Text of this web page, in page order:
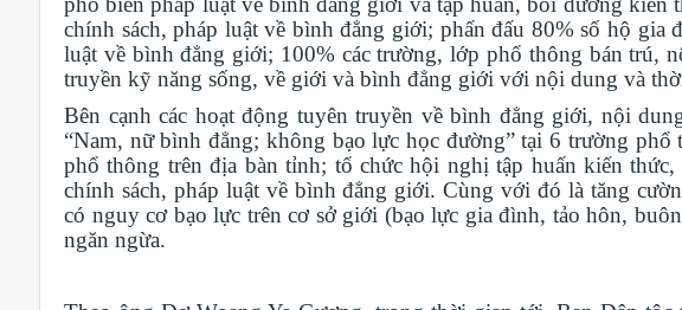
chính sách, pháp luật về bình đẳng giới; phấn đấu 80% số hộ
luật về bình đẳng giới; 100% các trường, lớp phổ thông bán trú,
truyền kỹ năng sống, về giới và bình đẳng giới với nội dung và
Bên cạnh các hoạt động tuyên truyền về bình đẳng giới, nội
“Nam, nữ bình đẳng; không bạo lực học đường” tại 6 trường
phổ thông trên địa bàn tỉnh; tổ chức hội nghị tập huấn kiến
chính sách, pháp luật về bình đẳng giới. Cùng với đó là tăng
có nguy cơ bạo lực trên cơ sở giới (bạo lực gia đình, tảo hôn,
ngăn ngừa.